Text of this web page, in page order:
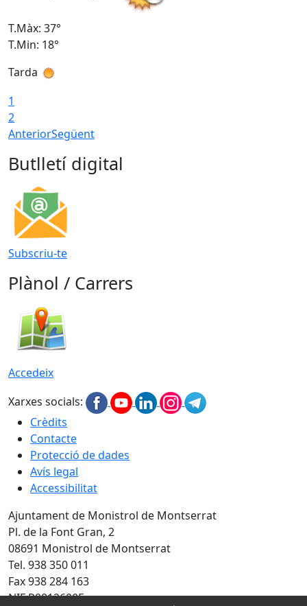
T.Màx: 37°
T.Min: 18°
Tarda
1
2
AnteriorSegüent
Butlletí digital
Subscriu-te
Plànol / Carrers
Accedeix
Xarxes socials:
Crèdits
Contacte
Protecció de dades
Avís legal
Accessibilitat
Ajuntament de Monistrol de Montserrat
Pl. de la Font Gran, 2
08691 Monistrol de Montserrat
Tel. 938 350 011
Fax 938 284 163
NIF P0812600E